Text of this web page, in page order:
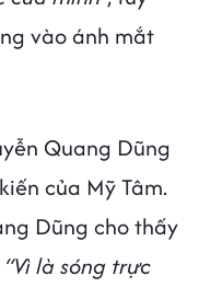
vào ánh mắt
Quang Dũng
của Mỹ Tâm.
Dũng cho thấy
“Vì là sóng trực